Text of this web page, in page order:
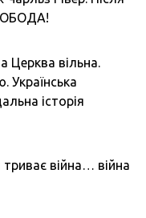
Церква вільна.
історія
триває війна… війна